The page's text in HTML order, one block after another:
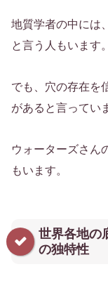
地質学者の中には
と言う人もいます。
でも、穴の存在を
があると言ってい
ウォーターズさん
もいます。
世界各地の
の独特性